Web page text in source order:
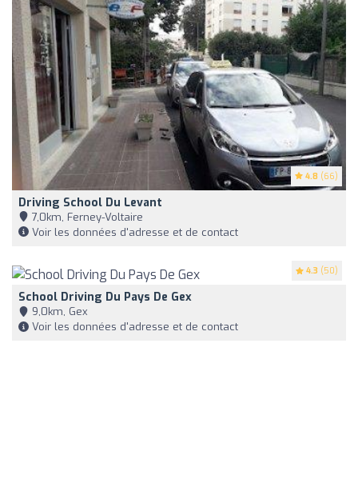
4.8 (66)
Driving School Du Levant
7,0km, Ferney-Voltaire
Voir les données d'adresse et de contact
4.3 (50)
School Driving Du Pays De Gex
9,0km, Gex
Voir les données d'adresse et de contact